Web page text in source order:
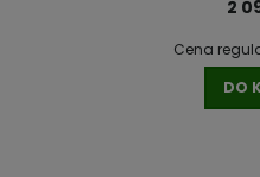
2
Cena
DO